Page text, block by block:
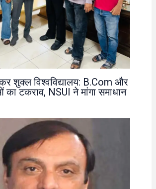
शुक्ल विश्वविद्यालय: B.Com और
का टकराव, NSUI ने मांगा समाधान